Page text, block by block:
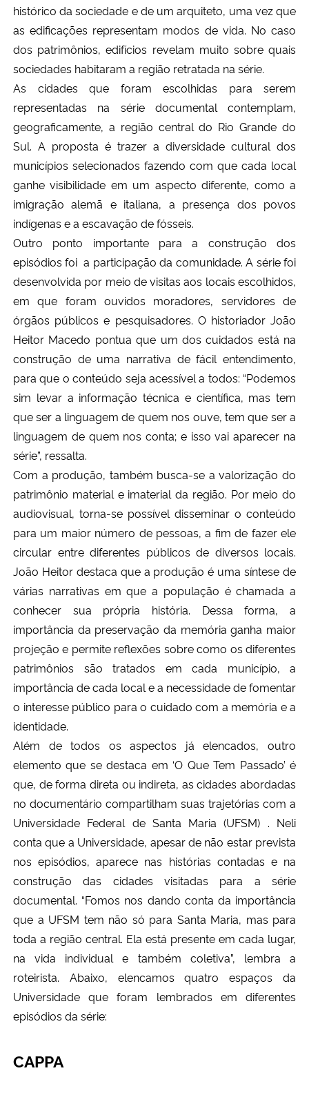
histórico da sociedade e de um arquiteto, uma vez que
as edificações representam modos de vida. No caso
dos patrimônios, edifícios revelam muito sobre quais
sociedades habitaram a região retratada na série.
As cidades que foram escolhidas para serem
representadas na série documental contemplam,
geograficamente, a região central do Rio Grande do
Sul. A proposta é trazer a diversidade cultural dos
municípios selecionados fazendo com que cada local
ganhe visibilidade em um aspecto diferente, como a
imigração alemã e italiana, a presença dos povos
indígenas e a escavação de fósseis.
Outro ponto importante para a construção dos
episódios foi a participação da comunidade. A série foi
desenvolvida por meio de visitas aos locais escolhidos,
em que foram ouvidos moradores, servidores de
órgãos públicos e pesquisadores. O historiador João
Heitor Macedo pontua que um dos cuidados está na
construção de uma narrativa de fácil entendimento,
para que o conteúdo seja acessível a todos: “Podemos
sim levar a informação técnica e científica, mas tem
que ser a linguagem de quem nos ouve, tem que ser a
linguagem de quem nos conta; e isso vai aparecer na
série”, ressalta.
Com a produção, também busca-se a valorização do
patrimônio material e imaterial da região. Por meio do
audiovisual, torna-se possível disseminar o conteúdo
para um maior número de pessoas, a fim de fazer ele
circular entre diferentes públicos de diversos locais.
João Heitor destaca que a produção é uma síntese de
várias narrativas em que a população é chamada a
conhecer sua própria história. Dessa forma, a
importância da preservação da memória ganha maior
projeção e permite reflexões sobre como os diferentes
patrimônios são tratados em cada município, a
importância de cada local e a necessidade de fomentar
o interesse público para o cuidado com a memória e a
identidade.
Além de todos os aspectos já elencados, outro
elemento que se destaca em ‘O Que Tem Passado’ é
que, de forma direta ou indireta, as cidades abordadas
no documentário compartilham suas trajetórias com a
Universidade Federal de Santa Maria (UFSM) . Neli
conta que a Universidade, apesar de não estar prevista
nos episódios, aparece nas histórias contadas e na
construção das cidades visitadas para a série
documental. “Fomos nos dando conta da importância
que a UFSM tem não só para Santa Maria, mas para
toda a região central. Ela está presente em cada lugar,
na vida individual e também coletiva”, lembra a
roteirista. Abaixo, elencamos quatro espaços da
Universidade que foram lembrados em diferentes
episódios da série:
CAPPA